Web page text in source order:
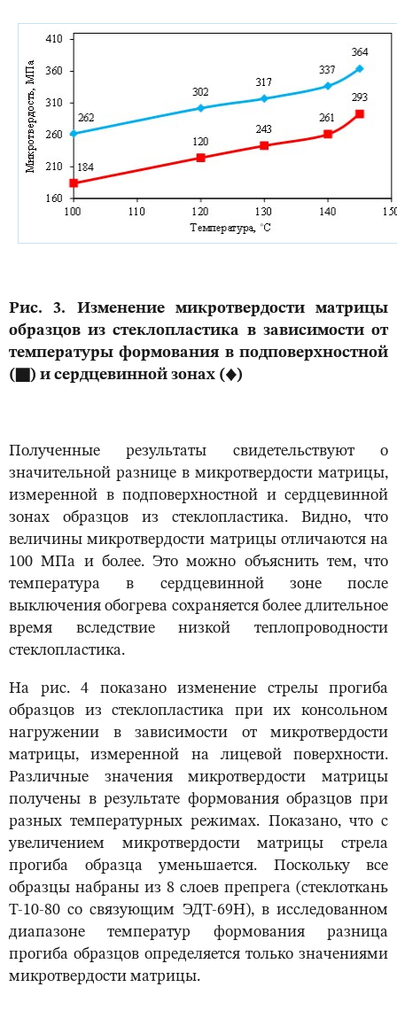
Рис. 3. Изменение микротвердости матрицы
образцов из стеклопластика в зависимости от
температуры формования в подповерхностной
(
) и сердцевинной зонах (♦)
Полученные результаты свидетельствуют о
значительной разнице в микротвердости матрицы,
измеренной в подповерхностной и сердцевинной
зонах образцов из стеклопластика. Видно, что
величины микротвердости матрицы отличаются на
100 МПа и более. Это можно объяснить тем, что
температура в сердцевинной зоне после
выключения обогрева сохраняется более длительное
время вследствие низкой теплопроводности
стеклопластика.
На рис. 4 показано изменение стрелы прогиба
образцов из стеклопластика при их консольном
нагружении в зависимости от микротвердости
матрицы, измеренной на лицевой поверхности.
Различные значения микротвердости матрицы
получены в результате формования образцов при
разных температурных режимах. Показано, что с
увеличением микротвердости матрицы стрела
прогиба образца уменьшается. Поскольку все
образцы набраны из 8 слоев препрега (стеклоткань
Т-10-80 со связующим ЭДТ-69Н), в исследованном
диапазоне температур формования разница
прогиба образцов определяется только значениями
микротвердости матрицы.